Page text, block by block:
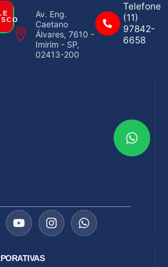
Av. Eng.
Caetano
Álvares, 7610 -
Imirim - SP,
02413-200
Telefone
(11)
97842-
6658